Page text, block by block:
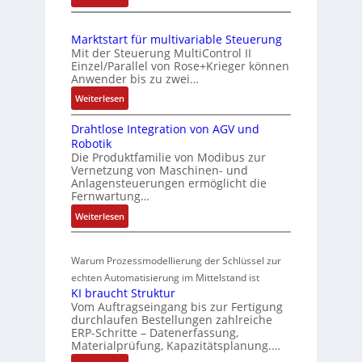
n
d
Z
u
t
a
n
d
s
r
a
c
h
u
n
e
r
t
o
s
t
i
s
e
s
s
u
n
g
S
n
s
o
r
-
I
n
e
g
r
t
o
i
n
F
a
n
I
C
6
2
4
4
3
-
e
r
t
u
n
g
Marktstart für multivariable Steuerung
Mit der Steuerung MultiControl II
Einzel/Parallel von Rose+Krieger können
Anwender bis zu zwei…
Weiterlesen:
M
a
k
t
s
t
a
r
f
ü
r
m
u
l
Drahtlose Integration von AGV und
Robotik
Die Produktfamilie von Modibus zur
Vernetzung von Maschinen- und
Anlagensteuerungen ermöglicht die
Fernwartung…
Weiterlesen:
D
a
h
t
l
o
s
e
Warum Prozessmodellierung der Schlüssel zur
echten Automatisierung im Mittelstand ist
KI braucht Struktur
Vom Auftragseingang bis zur Fertigung
durchlaufen Bestellungen zahlreiche
ERP-Schritte – Datenerfassung,
Materialprüfung, Kapazitätsplanung.…